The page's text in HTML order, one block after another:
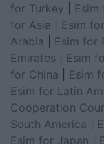
for Turkey
Esim
for Asia
Esim
Arabia
Esim for
Emirates
Esim
for China
Esim
Esim for Latin
Cooperation
South America
Esim for Japan